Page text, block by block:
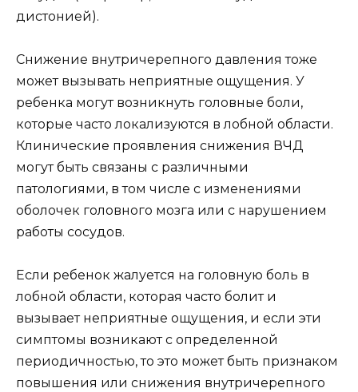
дистонией).
Снижение внутричерепного давления тоже
может вызывать неприятные ощущения. У
ребенка могут возникнуть головные боли,
которые часто локализуются в лобной области.
Клинические проявления снижения ВЧД
могут быть связаны с различными
патологиями, в том числе с изменениями
оболочек головного мозга или с нарушением
работы сосудов.
Если ребенок жалуется на головную боль в
лобной области, которая часто болит и
вызывает неприятные ощущения, и если эти
симптомы возникают с определенной
периодичностью, то это может быть признаком
повышения или снижения внутричерепного